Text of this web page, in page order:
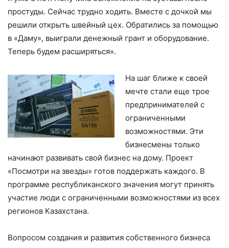
простуды. Сейчас трудно ходить. Вместе с дочкой мы
решили открыть швейный цех. Обратились за помощью
в «Даму», выиграли денежный грант и оборудование.
Теперь будем расширяться».
На шаг ближе к своей
мечте стали еще трое
предпринимателей с
ограниченными
возможностями. Эти
бизнесмены только
начинают развивать свой бизнес на дому. Проект
«Посмотри на звезды» готов поддержать каждого. В
программе республиканского значения могут принять
участие люди с ограниченными возможностями из всех
регионов Казахстана.
Вопросом создания и развития собственного бизнеса